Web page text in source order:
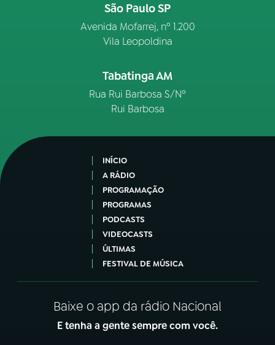
São Paulo SP
Avenida Mofarrej, nº 1.200
Vila Leopoldina
Tabatinga AM
Rua Rui Barbosa S/Nº
Rui Barbosa
INÍCIO
A RÁDIO
PROGRAMAÇÃO
PROGRAMAS
PODCASTS
VIDEOCASTS
ÚLTIMAS
FESTIVAL DE MÚSICA
Baixe o app da rádio Nacional
E tenha a gente sempre com você.